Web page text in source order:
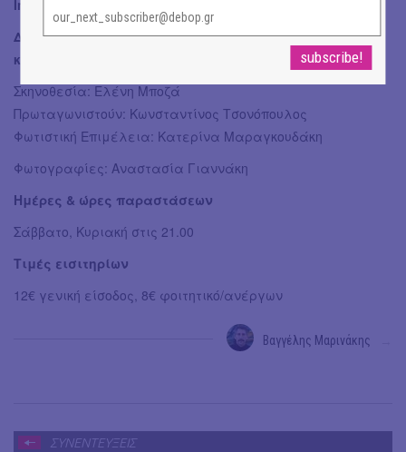
Info:
Δωρεάν Χώμα για Όλους (Τώρα αρχίζω να σε βλέπω
κάπως καλύτερα)
Σκηνοθεσία: Ελένη Μποζά
Πρωταγωνιστούν: Κωνσταντίνος Τσονόπουλος
Φωτιστική Επιμέλεια: Κατερίνα Μαραγκουδάκη
Φωτογραφίες: Αναστασία Γιαννάκη
Ημέρες & ώρες παραστάσεων
Σάββατο, Κυριακή στις 21.00
Τιμές εισιτηρίων
12€ γενική είσοδος, 8€ φοιτητικό/ανέργων
Βαγγέλης Μαρινάκης
ΣΥΝΕΝΤΕΥΞΕΙΣ